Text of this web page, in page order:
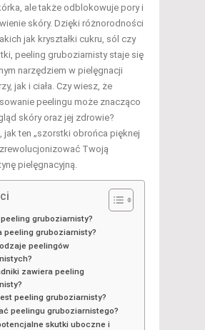
ale także odblokowuje pory i
skóry. Dzięki różnorodności
jak kryształki cukru, sól czy
peeling gruboziarnisty staje się
narzędziem w pielęgnacji
jak i ciała. Czy wiesz, że
peelingu może znacząco
skóry oraz jej zdrowie?
jak ten „szorstki obrońca pięknej
Twoją
pielęgnacyjną.
gruboziarnisty?
peeling gruboziarnisty?
peelingów
zawiera peeling
peeling gruboziarnisty?
peelingu gruboziarnistego?
skutki uboczne i